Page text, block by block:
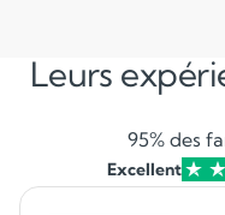
Leurs
95% des
Excellent